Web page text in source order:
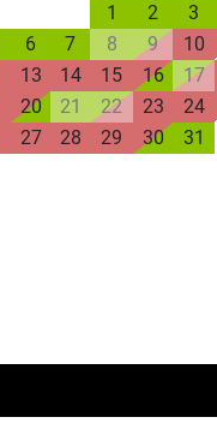
1
2 3
6 7 8 9 10
13 14 15 16 17
20 21 22 23 24
27 28 29 30 31